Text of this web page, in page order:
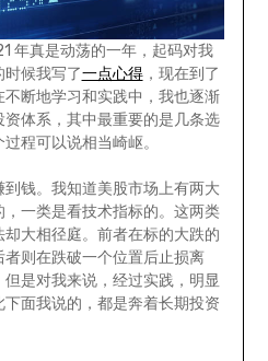
年真是动荡的一年，起码对我
候我写了一点心得，现在到了
断地学习和实践中，我也逐渐
体系，其中最重要的是几条选
程可以说相当崎岖。
钱。我知道美股市场上有两大
一类是看技术指标的。这两类
大相径庭。前者在标的大跌的
则在跌破一个位置后止损离
是对我来说，经过实践，明显
面我说的，都是奔着长期投资